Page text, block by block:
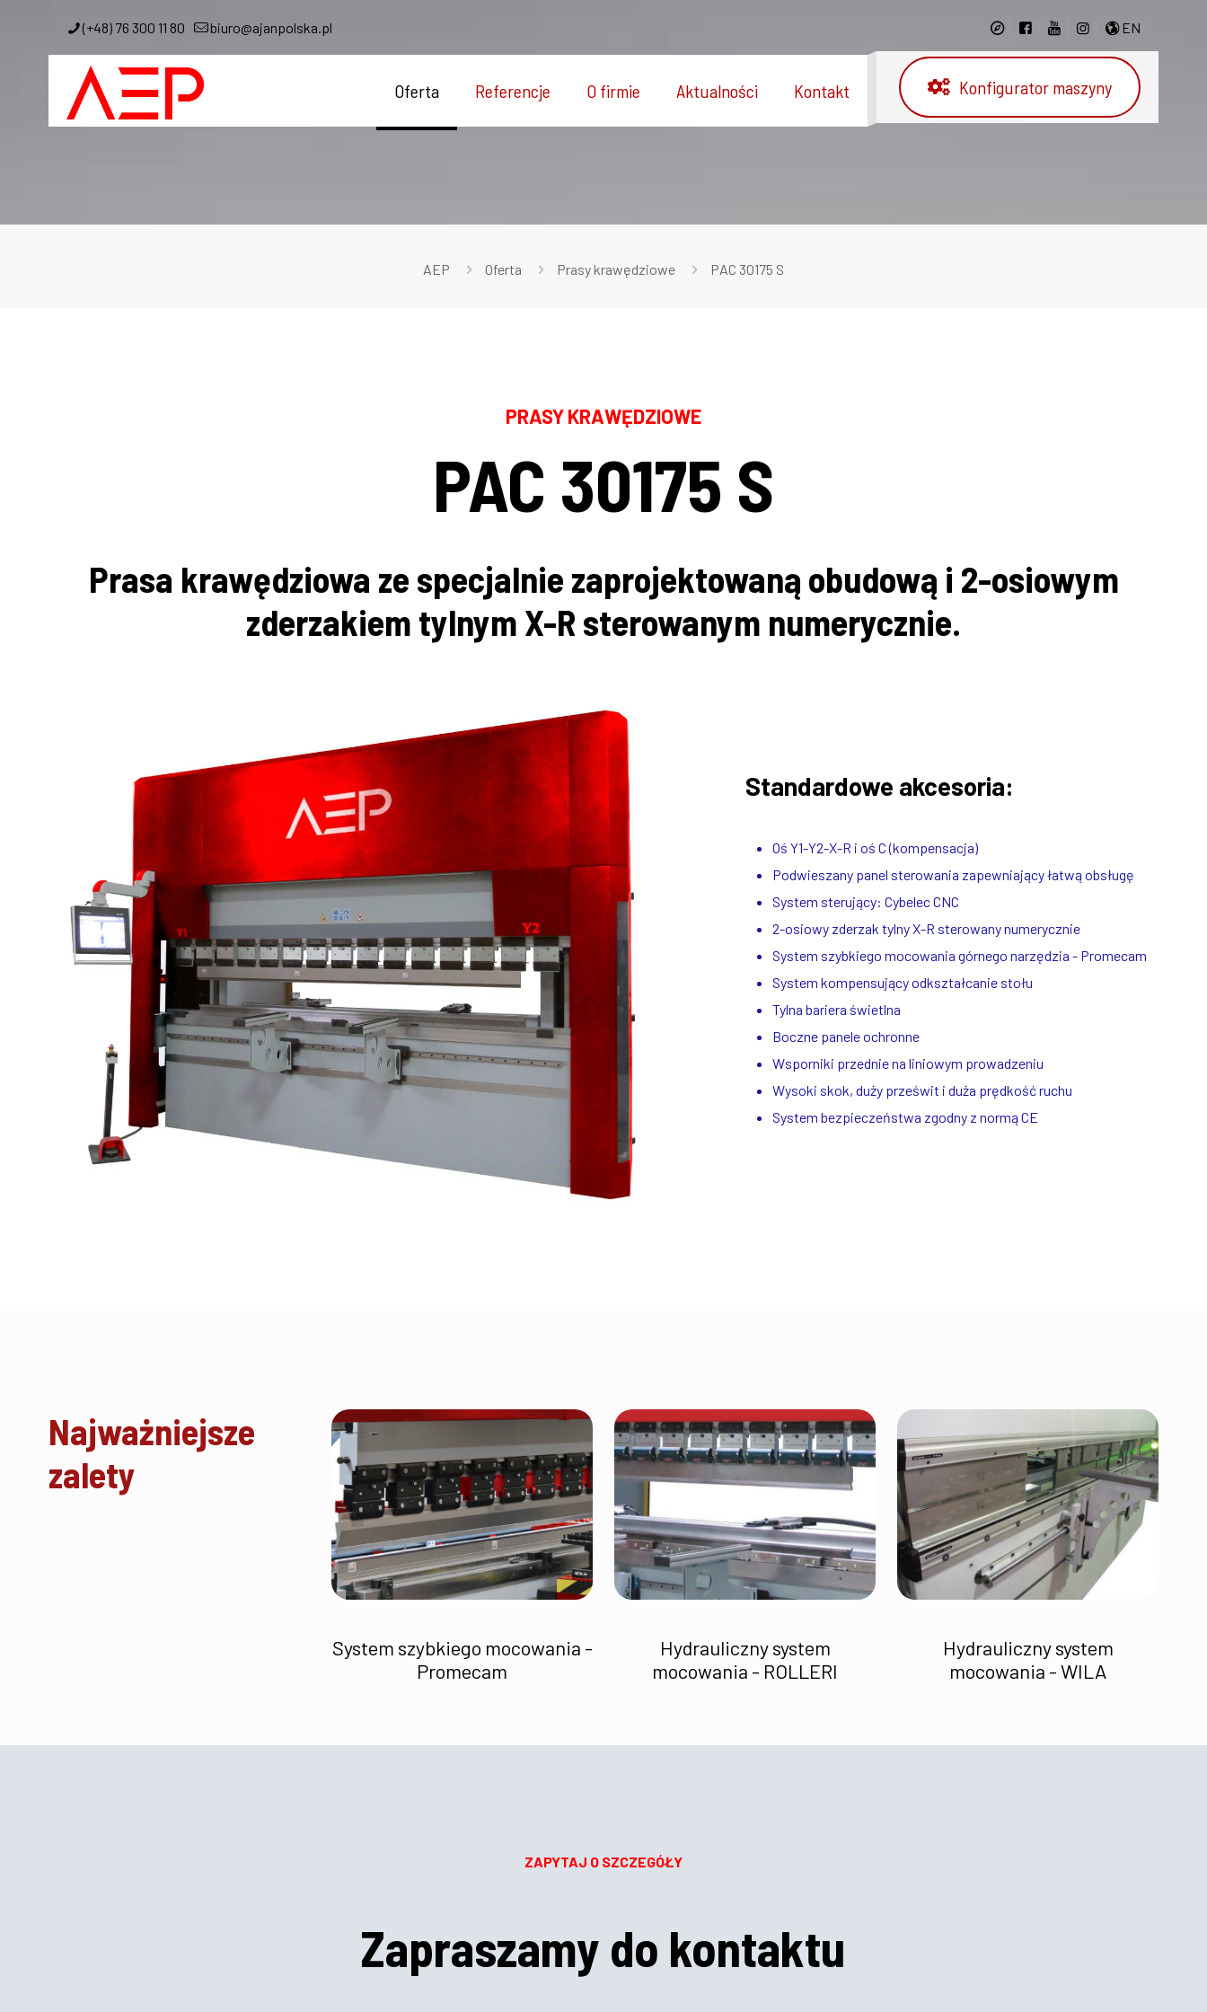
(+48) 76 300 11 80 biuro@ajanpolska.pl EN
Oferta Referencje O firmie Aktualności Kontakt Konfigurator maszyny
AEP Oferta Prasy krawędziowe PAC 30175 S
PRASY KRAWĘDZIOWE
PAC 30175 S
Prasa krawędziowa ze specjalnie zaprojektowaną obudową i 2-osiowym
zderzakiem tylnym X-R sterowanym numerycznie.
Standardowe akcesoria:
Oś Y1-Y2-X-R i oś C (kompensacja)
Podwieszany panel sterowania zapewniający łatwą obsługę
System sterujący: Cybelec CNC
2-osiowy zderzak tylny X-R sterowany numerycznie
System szybkiego mocowania górnego narzędzia - Promecam
System kompensujący odkształcanie stołu
Tylna bariera świetlna
Boczne panele ochronne
Wsporniki przednie na liniowym prowadzeniu
Wysoki skok, duży prześwit i duża prędkość ruchu
System bezpieczeństwa zgodny z normą CE
Najważniejsze
zalety
System szybkiego mocowania -
Promecam
Hydrauliczny system
mocowania - ROLLERI
Hydrauliczny system
mocowania - WILA
ZAPYTAJ O SZCZEGÓŁY
Zapraszamy do kontaktu